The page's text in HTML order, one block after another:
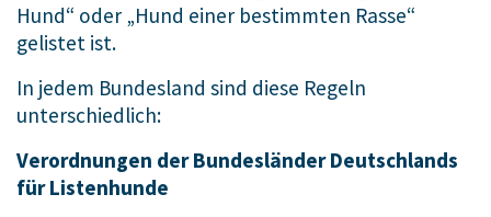
Hund“ oder „Hund einer bestimmten Rasse“
gelistet ist.
In jedem Bundesland sind diese Regeln
unterschiedlich:
Verordnungen der Bundesländer Deutschlands
für Listenhunde